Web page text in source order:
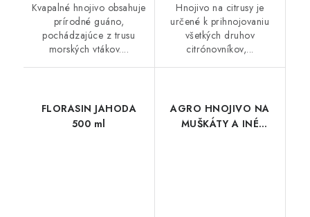
Kvapalné hnojivo obsahuje
prírodné guáno,
pochádzajúce z trusu
morských vtákov....
Hnojivo na citrusy je
určené k prihnojovaniu
všetkých druhov
citrónovníkov,...
FLORASIN JAHODA
500 ml
AGRO HNOJIVO NA
MUŠKÁTY A INÉ